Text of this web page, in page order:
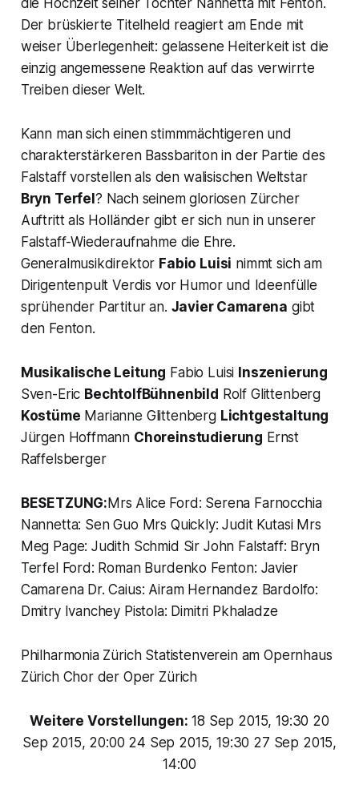
die Hochzeit seiner Tochter Nannetta mit Fenton.
Der brüskierte Titelheld reagiert am Ende mit
weiser Überlegenheit: gelassene Heiterkeit ist die
einzig angemessene Reaktion auf das verwirrte
Treiben dieser Welt.
Kann man sich einen stimmmächtigeren und
charakterstärkeren Bassbariton in der Partie des
Falstaff vorstellen als den walisischen Weltstar
Bryn Terfel ? Nach seinem gloriosen Zürcher
Auftritt als Holländer gibt er sich nun in unserer
Falstaff-Wiederaufnahme die Ehre.
Generalmusikdirektor Fabio Luisi nimmt sich am
Dirigentenpult Verdis vor Humor und Ideenfülle
sprü­hender Partitur an. Javier Camarena gibt
den Fenton.
Musikalische Leitung Fabio Luisi Inszenierung
Sven-Eric BechtolfBühnenbild Rolf Glittenberg
Kostüme Marianne Glittenberg Lichtgestaltung
Jürgen Hoffmann Choreinstudierung Ernst
Raffelsberger
BESETZUNG: Mrs Alice Ford: Serena Farnocchia
Nannetta: Sen Guo Mrs Quickly: Judit Kutasi Mrs
Meg Page: Judith Schmid Sir John Falstaff: Bryn
Terfel Ford: Roman Burdenko Fenton: Javier
Camarena Dr. Caius: Airam Hernandez Bardolfo:
Dmitry Ivanchey Pistola: Dimitri Pkhaladze
Philharmonia Zürich Statistenverein am Opernhaus
Zürich Chor der Oper Zürich
Weitere Vorstellungen: 18 Sep 2015, 19:30 20
Sep 2015, 20:00 24 Sep 2015, 19:30 27 Sep 2015,
14:00